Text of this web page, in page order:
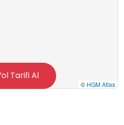
© HGM Atlas
Tarifi Al